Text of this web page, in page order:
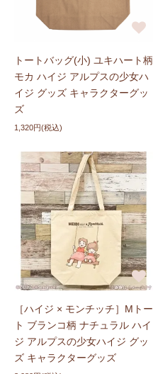
トートバッグ(小) ユキハート柄
モカ ハイジ アルプスの少女ハ
イジ グッズ キャラクターグッ
ズ
1,320円(税込)
［ハイジ × モンチッチ］Mトー
ト ブランコ柄 ナチュラル ハイ
ジ アルプスの少女ハイジ グッ
ズ キャラクターグッズ